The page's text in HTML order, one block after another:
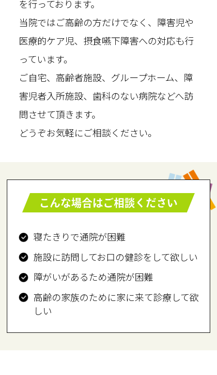
を行っております。
当院ではご高齢の方だけでなく、障害児や
医療的ケア児、摂食嚥下障害への対応も行
っています。
ご自宅、高齢者施設、グループホーム、障
害児者入所施設、歯科のない病院などへ訪
問させて頂きます。
どうぞお気軽にご相談ください。
こんな場合はご相談ください
寝たきりで通院が困難
施設に訪問してお口の健診をして欲しい
障がいがあるため通院が困難
高齢の家族のために家に来て診療して欲
しい